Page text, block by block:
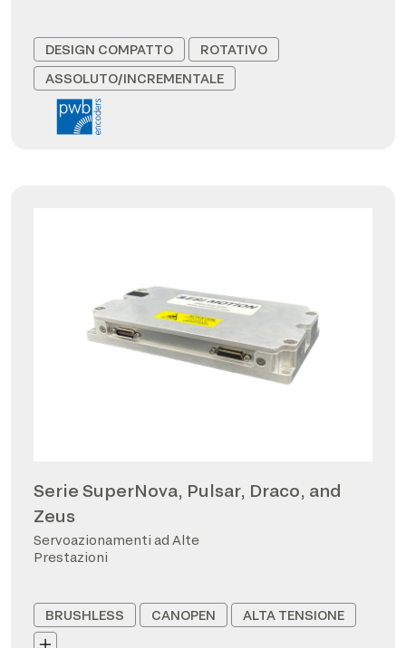
DESIGN COMPATTO
ROTATIVO
ASSOLUTO/INCREMENTALE
Serie SuperNova, Pulsar, Draco, and
Zeus
Servoazionamenti ad Alte
Prestazioni
BRUSHLESS CANOPEN ALTA TENSIONE